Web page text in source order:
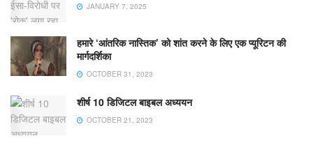
JANUARY 7, 2025
हमारे ‘आंतरिक नास्तिक’ को शांत करने के लिए एक प्यूरिटन की
मार्गदर्शिका
OCTOBER 31, 2023
शीर्ष 10 डिजिटल बाइबल अध्ययन
OCTOBER 21, 2023